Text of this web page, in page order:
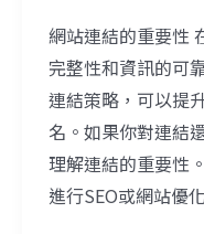
網站連結的重要性​
完整性和資訊的可
連結策略，可以提
名。如果你對連結
理解連結的重要性
進行SEO或網站優